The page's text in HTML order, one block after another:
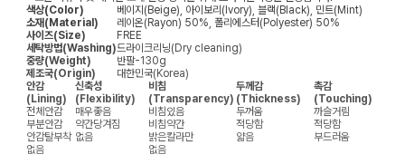
색상(Color)
베이지(Beige), 아이보리(Ivory), 블랙(Black), 민트(Mint)
소재(Material)
레이온(Rayon) 50%, 폴리에스터(Polyester) 50%
사이즈(Size)
FREE
세탁방법(Washing)드라이크리닝(Dry cleaning)
중량(Weight)
반팔-130g
제조국(Origin)
대한민국(Korea)
안감
(Lining)
신축성
(Flexibility)
비침
(Transparency)
두께감
(Thickness)
촉감
(Touching)
전체안감
매우좋음 비침있음 두꺼움
까슬거림
부분안감
약간당겨짐 비침약간 적당함
적당함
안감탈부착 없음 밝은칼라만 얇음
부드러움
없음
없음